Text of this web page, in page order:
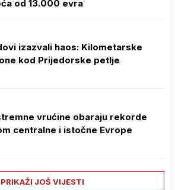
od 13.000 evra
izazvali haos: Kilometarske
kod Prijedorske petlje
vrućine obaraju rekorde
centralne i istočne Evrope
PRIKAŽI JOŠ VIJESTI